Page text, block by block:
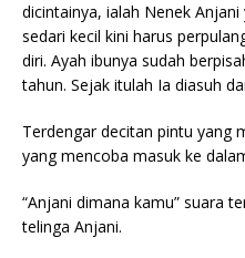
dicintainya, ialah Nenek
sedari kecil kini harus
diri. Ayah ibunya sudah
tahun. Sejak itulah Ia diasuh
Terdengar decitan pintu yang
yang mencoba masuk ke
“Anjani dimana kamu” suara
telinga Anjani.